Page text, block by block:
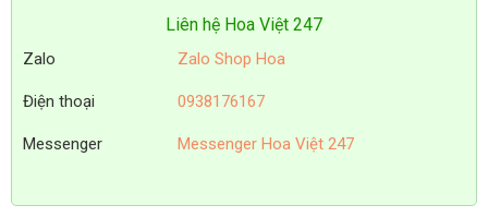
Liên hệ Hoa Việt 247
Zalo Zalo Shop Hoa
Điện thoại 0938176167
Messenger Messenger Hoa Việt 247